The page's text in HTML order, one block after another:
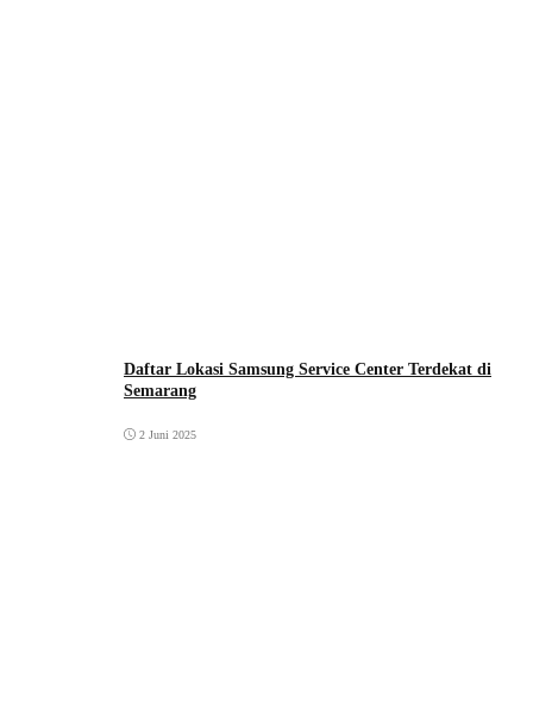
Daftar Lokasi Samsung Service Center Terdekat di
Semarang
2 Juni 2025